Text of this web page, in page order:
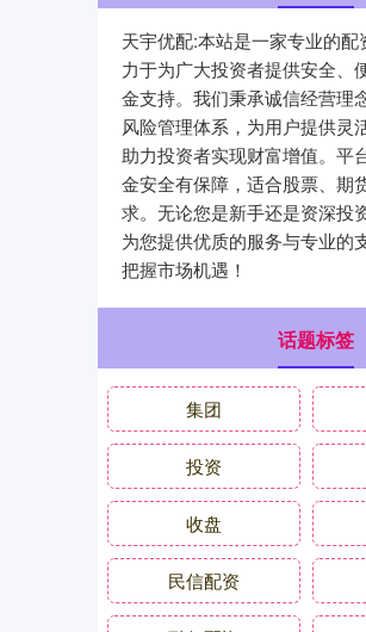
天宇优配:本站是一家专业的
力于为广大投资者提供安全、
金支持。我们秉承诚信经营理
风险管理体系，为用户提供灵
助力投资者实现财富增值。平
金安全有保障，适合股票、期
求。无论您是新手还是资深投
为您提供优质的服务与专业的
把握市场机遇！
话题标签
集团
投资
收盘
民信配资